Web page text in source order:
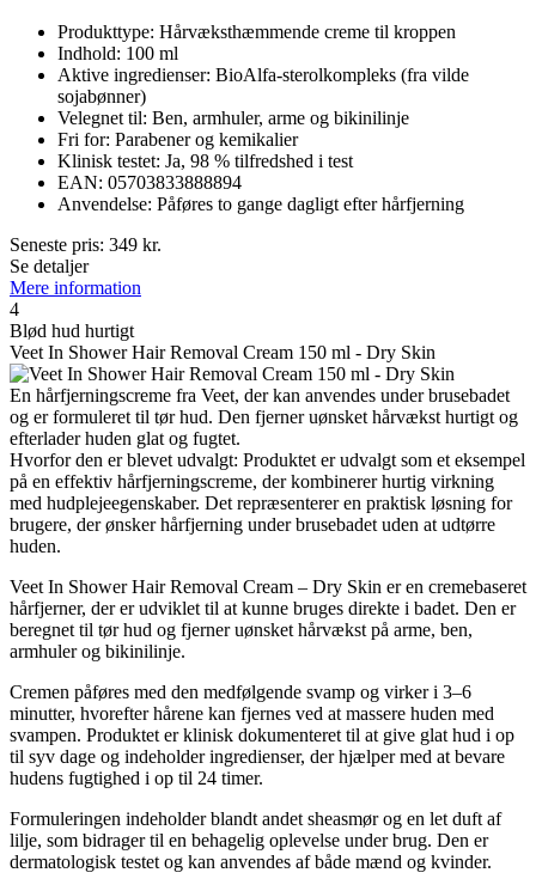
Produkttype: Hårvæksthæmmende creme til kroppen
Indhold: 100 ml
Aktive ingredienser: BioAlfa-sterolkompleks (fra vilde
sojabønner)
Velegnet til: Ben, armhuler, arme og bikinilinje
Fri for: Parabener og kemikalier
Klinisk testet: Ja, 98 % tilfredshed i test
EAN: 05703833888894
Anvendelse: Påføres to gange dagligt efter hårfjerning
Seneste pris: 349 kr.
Se detaljer
Mere information
4
Blød hud hurtigt
Veet In Shower Hair Removal Cream 150 ml - Dry Skin
En hårfjerningscreme fra Veet, der kan anvendes under brusebadet
og er formuleret til tør hud. Den fjerner uønsket hårvækst hurtigt og
efterlader huden glat og fugtet.
Hvorfor den er blevet udvalgt: Produktet er udvalgt som et eksempel
på en effektiv hårfjerningscreme, der kombinerer hurtig virkning
med hudplejeegenskaber. Det repræsenterer en praktisk løsning for
brugere, der ønsker hårfjerning under brusebadet uden at udtørre
huden.
Veet In Shower Hair Removal Cream – Dry Skin er en cremebaseret
hårfjerner, der er udviklet til at kunne bruges direkte i badet. Den er
beregnet til tør hud og fjerner uønsket hårvækst på arme, ben,
armhuler og bikinilinje.
Cremen påføres med den medfølgende svamp og virker i 3–6
minutter, hvorefter hårene kan fjernes ved at massere huden med
svampen. Produktet er klinisk dokumenteret til at give glat hud i op
til syv dage og indeholder ingredienser, der hjælper med at bevare
hudens fugtighed i op til 24 timer.
Formuleringen indeholder blandt andet sheasmør og en let duft af
lilje, som bidrager til en behagelig oplevelse under brug. Den er
dermatologisk testet og kan anvendes af både mænd og kvinder.